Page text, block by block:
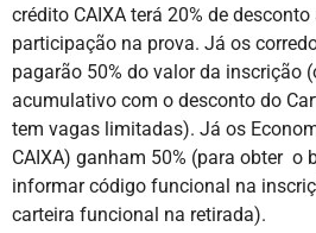
crédito CAIXA terá 20% de
participação na prova. Já os
pagarão 50% do valor da inscrição
acumulativo com o desconto do
tem vagas limitadas). Já os
CAIXA) ganham 50% (para obter o
informar código funcional na
carteira funcional na retirada).